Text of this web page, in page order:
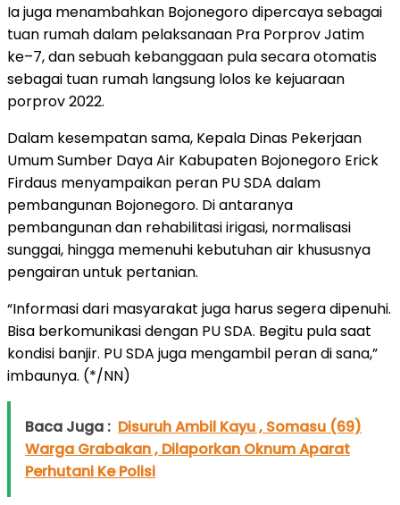
Ia juga menambahkan Bojonegoro dipercaya sebagai
tuan rumah dalam pelaksanaan Pra Porprov Jatim
ke–7, dan sebuah kebanggaan pula secara otomatis
sebagai tuan rumah langsung lolos ke kejuaraan
porprov 2022.
Dalam kesempatan sama, Kepala Dinas Pekerjaan
Umum Sumber Daya Air Kabupaten Bojonegoro Erick
Firdaus menyampaikan peran PU SDA dalam
pembangunan Bojonegoro. Di antaranya
pembangunan dan rehabilitasi irigasi, normalisasi
sunggai, hingga memenuhi kebutuhan air khususnya
pengairan untuk pertanian.
“Informasi dari masyarakat juga harus segera dipenuhi.
Bisa berkomunikasi dengan PU SDA. Begitu pula saat
kondisi banjir. PU SDA juga mengambil peran di sana,”
imbaunya. (*/NN)
Baca Juga : Disuruh Ambil Kayu , Somasu (69)
Warga Grabakan , Dilaporkan Oknum Aparat
Perhutani Ke Polisi